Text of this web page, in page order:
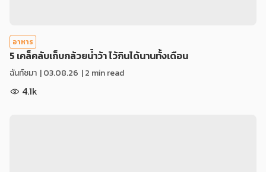
อาหาร
5 เคล็คลับเก็บกล้วยน้ำว้า ไว้กินได้นานทั้งเดือน
ฉันท์ชมา |03.08.26 | 2 min read
4.1k